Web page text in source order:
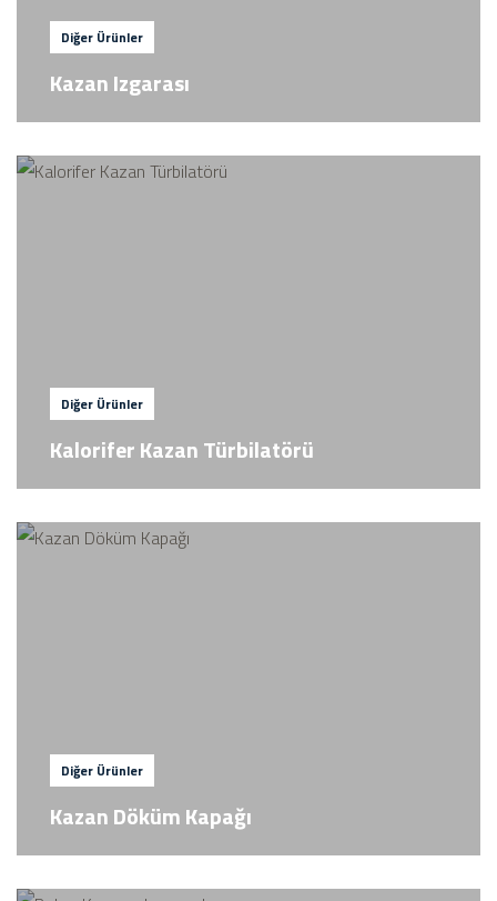
Diğer Ürünler
Kazan Izgarası
Diğer Ürünler
Kalorifer Kazan Türbilatörü
Diğer Ürünler
Kazan Döküm Kapağı